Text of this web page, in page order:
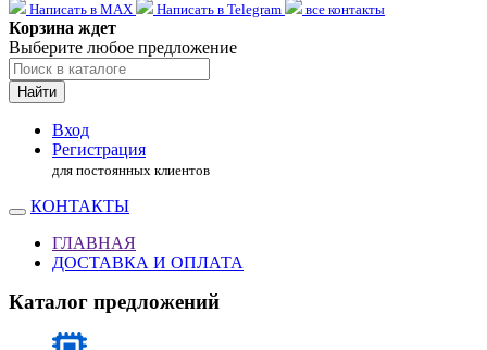
Написать в MAX
Написать в Telegram все контакты
Корзина ждет
Выберите любое предложение
Найти
Вход
Регистрация
для постоянных клиентов
КОНТАКТЫ
ГЛАВНАЯ
ДОСТАВКА И ОПЛАТА
Каталог предложений